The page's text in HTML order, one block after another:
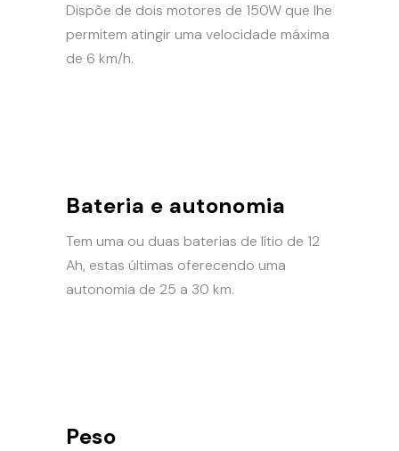
Dispõe de dois motores de 150W que lhe
permitem atingir uma velocidade máxima
de 6 km/h.
Bateria e autonomia
Tem uma ou duas baterias de lítio de 12
Ah, estas últimas oferecendo uma
autonomia de 25 a 30 km.
Peso